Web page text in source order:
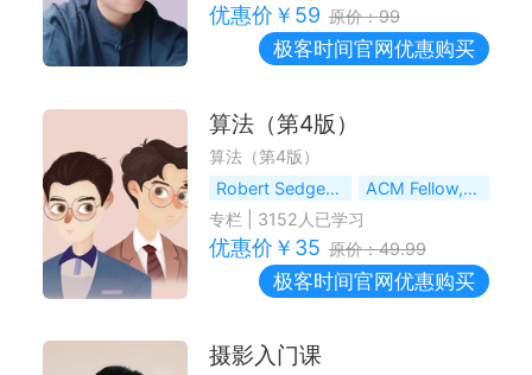
优惠价￥ 59 原价：99
极客时间官网优惠购买
算法（第4版）
算法（第4版）
Robert Sedgewick, Kevin Wayne
ACM Fellow, ACM 杰出教育家
专栏
3152 人已学习
优惠价￥ 35 原价：49.99
极客时间官网优惠购买
摄影入门课